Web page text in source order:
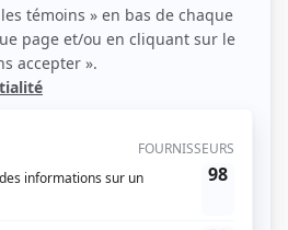
)
(Canaille Sauvage)